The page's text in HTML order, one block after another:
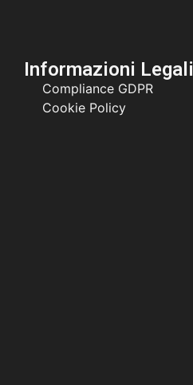
Informazioni Legali
Compliance GDPR
Cookie Policy